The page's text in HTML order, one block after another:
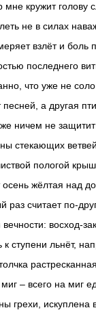
мне кружит голову
не в силах
взлёт и боль
последнего
что уже не
песней, а другая
ничем не
стекающих
пологой
осень жёлтая над
раз считает по-
вечности: восход-
к ступени льнёт,
миг – всего на миг
грехи, искуплена